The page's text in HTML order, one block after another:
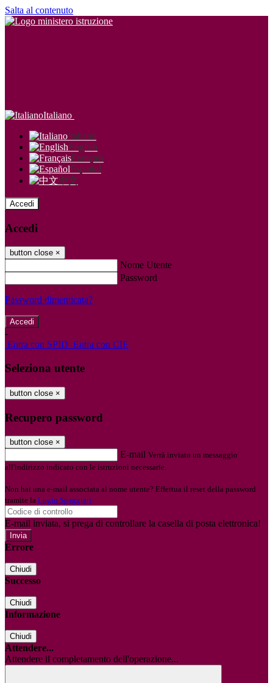
Salta al contenuto
Italiano
Italiano
English
Français
Español
中文
Accedi
Accedi
button close ×
Nome Utente
Password
Password dimenticata?
-
Entra con SPID Entra con CIE
Seleziona utente
button close ×
Recupero password
button close ×
E-mail Verrà inviato un messaggio
all'indirizzo indicato con le istruzioni necessarie.
Non hai una e-mail associata al nome utente? Effettua il reset della password
tramite la Login Spaggiari
E-mail inviata, si prega di controllare la casella di posta elettronica!
Errore
Chiudi
Successo
Chiudi
Informazione
Chiudi
Attendere...
Attendere il completamento dell'operazione...